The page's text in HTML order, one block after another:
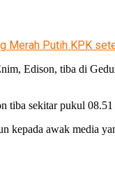
Merah Putih KPK
Edison, tiba di
tiba sekitar pukul
kepada awak media